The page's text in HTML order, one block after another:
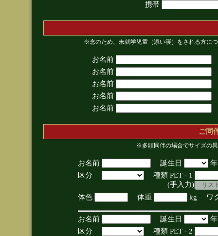
携帯
※念のため、未就学児童（添い寝）をされる方に
お名前
お名前
お名前
お名前
お名前
ご同
※多頭同伴の場合でサイズの
お名前 誕生日
区分
種類 PET - 1
(手入力)
体色
体重 kg ワ
お名前 誕生日
区分
種類 PET - 2